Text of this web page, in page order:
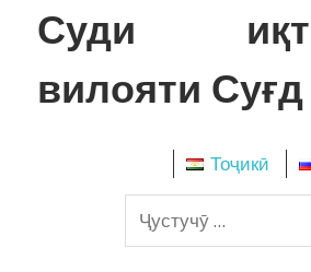
Skip
to
Суди
вилояти Суғд
Тоҷикӣ